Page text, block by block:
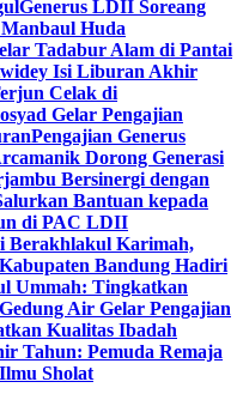
Generus LDII Soreang
Huda
Tadabur Alam di Pantai
Isi Liburan Akhir
Celak di
Gelar Pengajian
Pengajian Generus
Dorong Generasi
Bersinergi dengan
Bantuan kepada
di PAC LDII
Berakhlakul Karimah,
Bandung Hadiri
Ummah: Tingkatkan
Air Gelar Pengajian
Kualitas Ibadah
Tahun: Pemuda Remaja
Sholat